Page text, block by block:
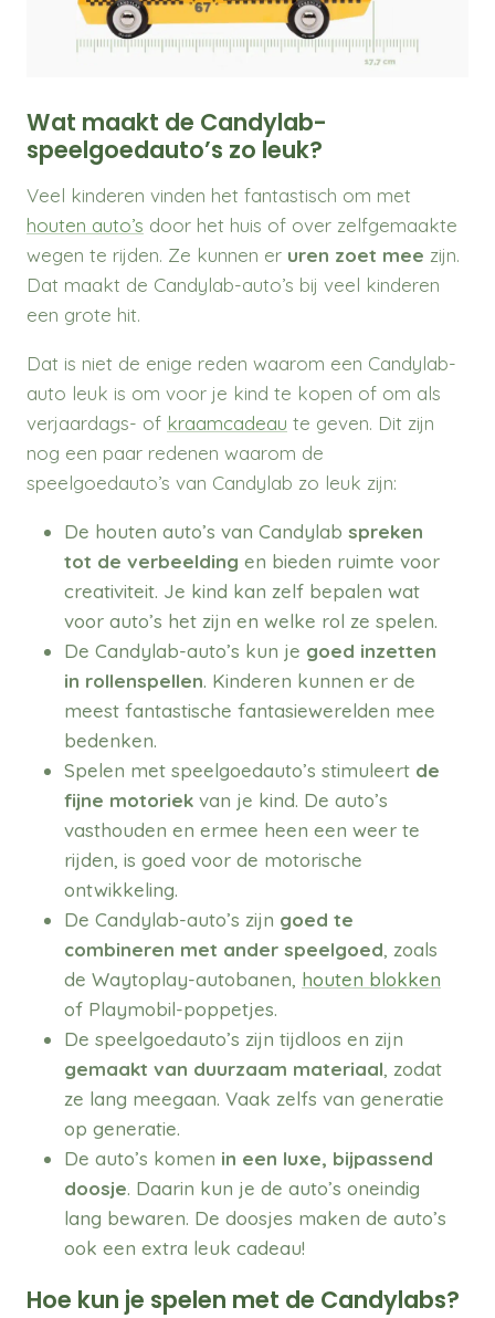
Wat maakt de Candylab-
speelgoedauto’s zo leuk?
Veel kinderen vinden het fantastisch om met
houten auto’s door het huis of over zelfgemaakte
wegen te rijden. Ze kunnen er uren zoet mee zijn.
Dat maakt de Candylab-auto’s bij veel kinderen
een grote hit.
Dat is niet de enige reden waarom een Candylab-
auto leuk is om voor je kind te kopen of om als
verjaardags- of kraamcadeau te geven. Dit zijn
nog een paar redenen waarom de
speelgoedauto’s van Candylab zo leuk zijn:
De houten auto’s van Candylab spreken
tot de verbeelding en bieden ruimte voor
creativiteit. Je kind kan zelf bepalen wat
voor auto’s het zijn en welke rol ze spelen.
De Candylab-auto’s kun je goed inzetten
in rollenspellen. Kinderen kunnen er de
meest fantastische fantasiewerelden mee
bedenken.
Spelen met speelgoedauto’s stimuleert de
fijne motoriek van je kind. De auto’s
vasthouden en ermee heen een weer te
rijden, is goed voor de motorische
ontwikkeling.
De Candylab-auto’s zijn goed te
combineren met ander speelgoed, zoals
de Waytoplay-autobanen, houten blokken
of Playmobil-poppetjes.
De speelgoedauto’s zijn tijdloos en zijn
gemaakt van duurzaam materiaal, zodat
ze lang meegaan. Vaak zelfs van generatie
op generatie.
De auto’s komen in een luxe, bijpassend
doosje. Daarin kun je de auto’s oneindig
lang bewaren. De doosjes maken de auto’s
ook een extra leuk cadeau!
Hoe kun je spelen met de Candylabs?